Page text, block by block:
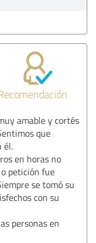
amable y cortés
que
él.
en horas no
petición fue
se tomó su
con su
personas en